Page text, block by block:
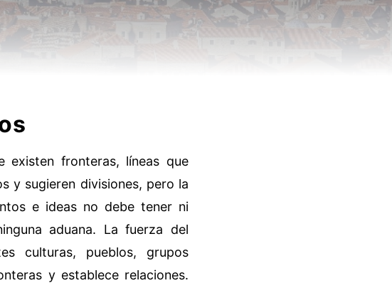
existen fronteras, líneas que
y sugieren divisiones, pero la
e ideas no debe tener ni
aduana. La fuerza del
culturas, pueblos, grupos
y establece relaciones.